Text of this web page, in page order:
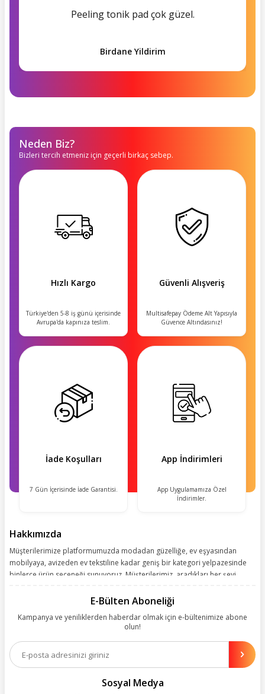
Peeling tonik pad çok güzel.
Birdane Yildirim
Neden Biz?
Bizleri tercih etmeniz için geçerli birkaç sebep.
Hızlı Kargo
Türkiye'den 5-8 iş günü içerisinde
Avrupa'da kapınıza teslim.
Güvenli Alışveriş
Multisafepay Ödeme Alt Yapısıyla
Güvence Altındasınız!
İade Koşulları
7 Gün İçerisinde İade Garantisi.
App İndirimleri
App Uygulamamıza Özel
İndirimler.
Hakkımızda
Müşterilerimize platformumuzda modadan güzelliğe, ev eşyasından
mobilyaya, avizeden ev tekstiline kadar geniş bir kategori yelpazesinde
binlerce ürün seçeneği sunuyoruz. Müşterilerimiz, aradıkları her şeyi
kolay, kusursuz ve keyifli bir alışveriş yolculuğu sunarken deneyiminize
olanakları sunuyoruz. Çalışmalarımızı müşterilerimizin memnuniyetini
esas alarak yürütüyoruz.
E-Bülten Aboneliği
Kampanya ve yeniliklerden haberdar olmak için e-bültenimize abone
olun!
Sosyal Medya